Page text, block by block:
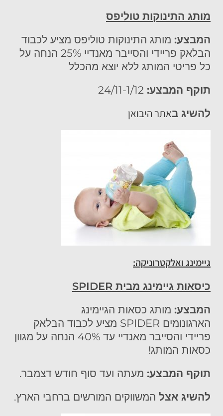
מותג התינוקות טוליפס
המבצע: מותג התינוקות טוליפס מציע לכבוד
הבלאק פריידי והסייבר מאנדיי 25% הנחה על
כל פריטי המותג ללא יוצא מהכלל
תוקף המבצע:
להשיג באתר היבואן
גיימינג ואלקטרוניקה:
כיסאות גיימינג מבית SPIDER
המבצע: מותג כסאות הגיימינג
הארגונומים SPIDER מציע לכבוד הבלאק
פריידי והסייבר מאנדיי עד 40% הנחה על מגוון
כסאות המותג!
תוקף המבצע: מעתה ועד סוף חודש דצמבר.
להשיג אצל המשווקים המורשים ברחבי הארץ.